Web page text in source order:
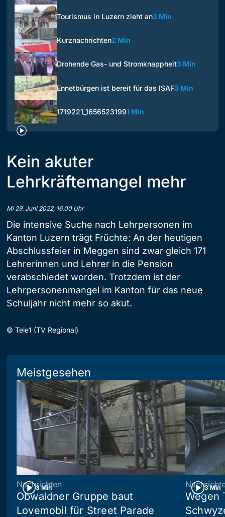
Tourismus in Luzern zieht an3 Min
Kurznachrichten2 Min
Drohende Gas- und Stromknappheit3 Min
Ennetbürgen ist bereit für das ISAF3 Min
1719221_16565231991 Min
Kein akuter
Lehrkräftemangel mehr
Mi 29. Juni 2022, 16.00 Uhr
Die intensive Suche nach Lehrpersonen im
Kanton Luzern trägt Früchte: An der heutigen
Abschlussfeier in Meggen sind zwar gleich 171
Lehrerinnen und Lehrer in die Pension
verabschiedet worden. Trotzdem ist der
Lehrpersonenmangel im Kanton für das neue
Schuljahr nicht mehr so akut.
© Tele1 (TV Regional)
Meistgesehen
3 Min
Nachrichten
Obwaldner Gruppe baut
Lovemobil für Street Parade
3 Min
Wegen